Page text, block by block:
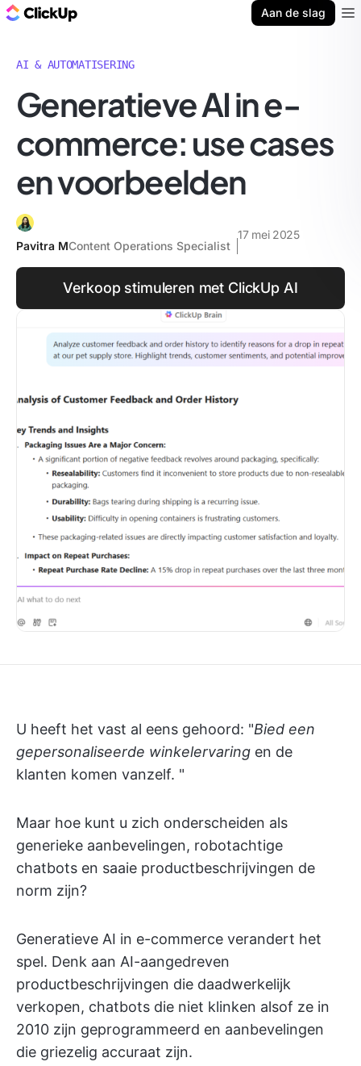
Aan de slag
AI & AUTOMATISERING
Generatieve AI in e-
commerce: use cases
en voorbeelden
Pavitra MContent Operations Specialist
17 mei 2025
Verkoop stimuleren met ClickUp AI
U heeft het vast al eens gehoord: "Bied een
gepersonaliseerde winkelervaring en de
klanten komen vanzelf. "
Maar hoe kunt u zich onderscheiden als
generieke aanbevelingen, robotachtige
chatbots en saaie productbeschrijvingen de
norm zijn?
Generatieve AI in e-commerce verandert het
spel. Denk aan AI-aangedreven
productbeschrijvingen die daadwerkelijk
verkopen, chatbots die niet klinken alsof ze in
2010 zijn geprogrammeerd en aanbevelingen
die griezelig accuraat zijn.